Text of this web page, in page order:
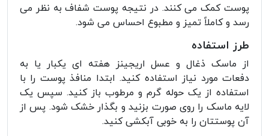
پوست کمک می کنند. در نتیجه پوست شفاف به نظر می
رسد و کاملاً تمیز و مطبوع احساس می شود.
طرز استفاده
از ماسک ذغال و عسل اریجینز هفته ای یکبار یا به
دفعات مورد نیاز استفاده کنید. ابتدا منافذ پوست را با
استفاده از یک حوله گرم و مرطوب باز کنید. سپس یک
لایه ماسک را روی صورت بزنید و بگذار خشک شود. پس از
آن پوستتان را به خوبی آبکشی کنید.